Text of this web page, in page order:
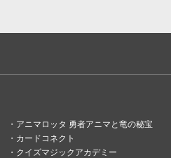
アニマロッタ 勇者アニマと竜の秘宝
カードコネクト
クイズマジックアカデミー